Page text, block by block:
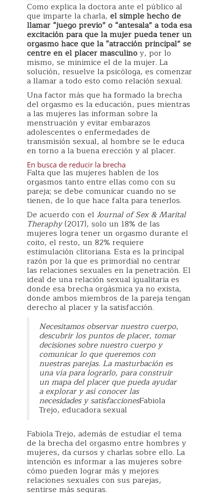
Como explica la doctora ante el público al
que imparte la charla, el simple hecho de
llamar “juego previo” o “antesala” a toda esa
excitación para que la mujer pueda tener un
orgasmo hace que la “atracción principal” se
centre en el placer masculinoy, por lo
mismo, se minimice el de la mujer. La
solución, resuelve la psicóloga, es comenzar
a llamar a todo esto como relación sexual.
Una factor más que ha formado la brecha
del orgasmo es la educación, pues mientras
a las mujeres las informan sobre la
menstruación y evitar embarazos
adolescentes o enfermedades de
transmisión sexual, al hombre se le educa
en torno a la buena erección y al placer.
En busca de reducir la brecha
Falta que las mujeres hablen de los
orgasmos tanto entre ellas como con su
pareja; se debe comunicar cuando no se
tienen, de lo que hace falta para tenerlos.
De acuerdo con el Journal of Sex & Marital
Theraphy(2017), solo un 18% de las
mujeres logra tener un orgasmo durante el
coito, el resto, un 82% requiere
estimulación clitoriana. Esta es la principal
razón por la que es primordial no centrar
las relaciones sexuales en la penetración. El
ideal de una relación sexual igualitaria es
donde esa brecha orgásmica ya no exista,
donde ambos miembros de la pareja tengan
derecho al placer y la satisfacción.
Necesitamos observar nuestro cuerpo,
descubrir los puntos de placer, tomar
decisiones sobre nuestro cuerpo y
comunicar lo que queremos con
nuestras parejas. La masturbación es
una vía para lograrlo, para construir
un mapa del placer que pueda ayudar
a explorar y así conocer las
necesidades y satisfaccionesFabiola
Trejo, educadora sexual
Fabiola Trejo, además de estudiar el tema
de la brecha del orgasmo entre hombres y
mujeres, da cursos y charlas sobre ello. La
intención es informar a las mujeres sobre
cómo pueden lograr más y mejores
relaciones sexuales con sus parejas,
sentirse más seguras.